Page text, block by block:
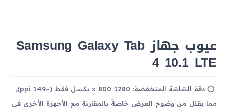
عيوب جهاز Samsung Galaxy Tab
4 10.1 LTE
دقة الشاشة المنخفضة: 1280 x 800 بكسل فقط (~149 ppi),
مما يقلل من وضوح العرض خاصةً بالمقارنة مع الأجهزة الأخرى في